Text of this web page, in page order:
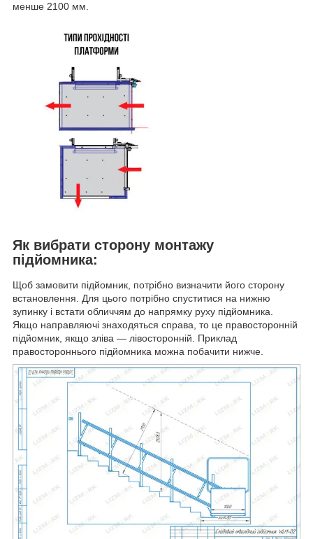
менше 2100 мм.
Як вибрати сторону монтажу
підйомника:
Щоб замовити підйомник, потрібно визначити його сторону
встановлення. Для цього потрібно спуститися на нижню
зупинку і встати обличчям до напрямку руху підйомника.
Якщо направляючі знаходяться справа, то це правосторонній
підйомник, якщо зліва — лівосторонній. Приклад
правостороннього підйомника можна побачити нижче.